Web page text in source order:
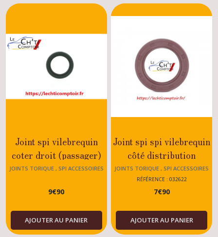
Joint spi vilebrequin
coter droit (passager)
Peugeot 205 MOTEUR
JOINTS TORIQUE , SPI ACCESSOIRES
9€90
AJOUTER AU PANIER
Joint spi spi vilebrequin
côté distribution
Peugeot 205 GTI - CTI
- DTURBO - 1.6 - 1.7 -
1.9 - MOTEUR
ESSENCE - DIESEL -
XU
JOINTS TORIQUE , SPI ACCESSOIRES
MOTEUR 205
RÉFÉRENCE : 032622
7€90
AJOUTER AU PANIER
(6)
(19)
moteur
(4)
205
XU